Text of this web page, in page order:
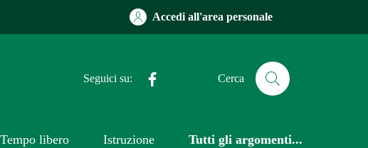
Accedi all'area personale
Seguici su: Cerca
Tempo libero Istruzione Tutti gli argomenti...